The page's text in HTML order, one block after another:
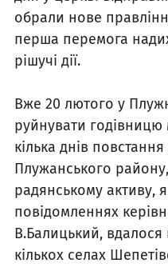
обрали нове
перша перемога
рішучі дії.
Вже 20 лютого у
руйнувати годівницю
кілька днів
Плужанського
радянському активу,
повідомленнях
В.Балицький,
кількох селах